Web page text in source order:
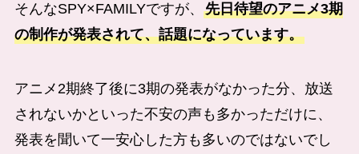
そんなSPY×FAMILYですが、 先日待望のアニメ3期
の制作が発表されて、話題になっています。
アニメ2期終了後に3期の発表がなかった分、放送
されないかといった不安の声も多かっただけに、
発表を聞いて一安心した方も多いのではないでし